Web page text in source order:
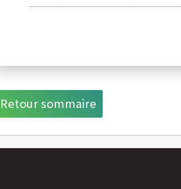
Retour sommaire